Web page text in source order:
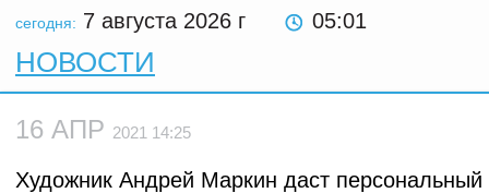
сегодня: 7 августа 2026 г 05:01
НОВОСТИ
16 АПР 2021 14:25
Художник Андрей Маркин даст персональный